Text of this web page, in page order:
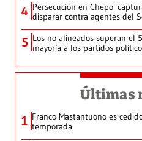
4 Persecución en Chepo:
disparar contra agentes del
5 Los no alineados superan el
mayoría a los partidos
Últimas
1 Franco Mastantuono es
temporada